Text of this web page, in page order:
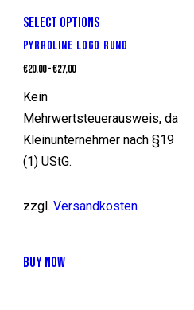
Die
Optionen
können
SELECT OPTIONS
PYRROLINE LOGO RUND
€20,00–€27,00
Kein
Mehrwertsteuerausweis, da
Kleinunternehmer nach §19
(1) UStG.
zzgl. Versandkosten
BUY NOW
Produkt